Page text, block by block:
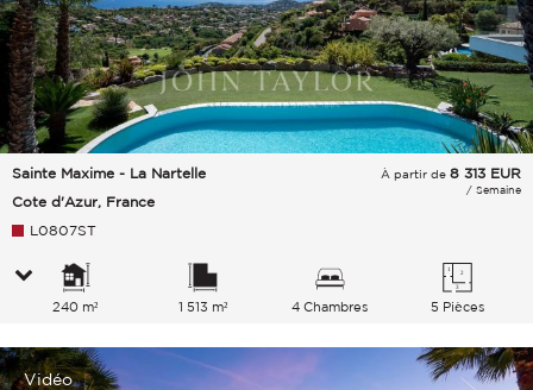
Sainte Maxime - La Nartelle
Cote d'Azur, France
À partir de 8 313 EUR
/ Semaine
L0807ST
240 m² 1 513 m² 4 Chambres 5 Pièces
Vidéo